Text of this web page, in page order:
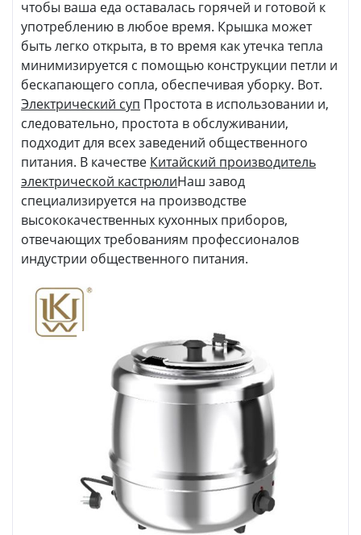
чтобы ваша еда оставалась горячей и готовой к
употреблению в любое время. Крышка может
быть легко открыта, в то время как утечка тепла
минимизируется с помощью конструкции петли и
бескапающего сопла, обеспечивая уборку. Вот.
Электрический суп Простота в использовании и,
следовательно, простота в обслуживании,
подходит для всех заведений общественного
питания. В качестве Китайский производитель
электрической кастрюлиНаш завод
специализируется на производстве
высококачественных кухонных приборов,
отвечающих требованиям профессионалов
индустрии общественного питания.